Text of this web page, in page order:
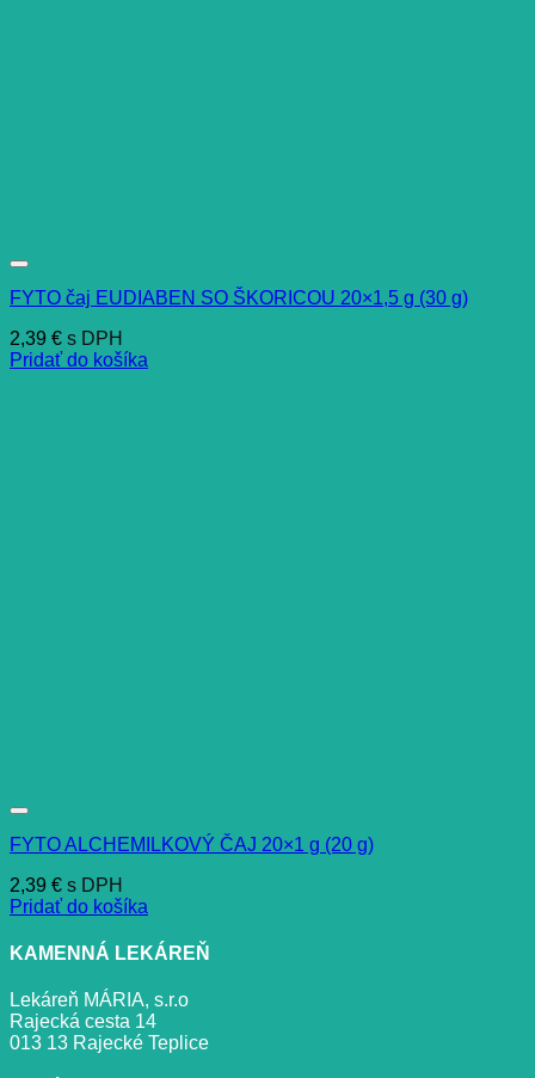
FYTO čaj EUDIABEN SO ŠKORICOU 20×1,5 g (30 g)
2,39 € s DPH
Pridať do košíka
FYTO ALCHEMILKOVÝ ČAJ 20×1 g (20 g)
2,39 € s DPH
Pridať do košíka
KAMENNÁ LEKÁREŇ
Lekáreň MÁRIA, s.r.o
Rajecká cesta 14
013 13 Rajecké Teplice